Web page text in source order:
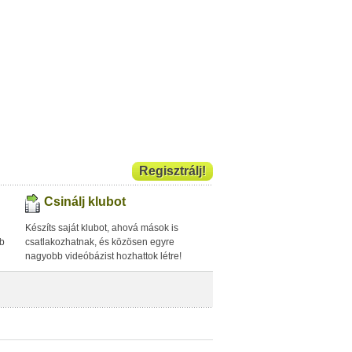
Regisztrálj!
Csinálj klubot
Készíts saját klubot, ahová mások is
csatlakozhatnak, és közösen egyre
nagyobb videóbázist hozhattok létre!